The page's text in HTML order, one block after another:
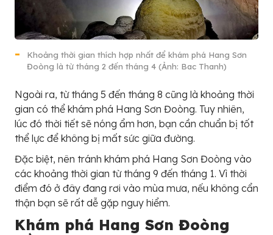
Khoảng thời gian thích hợp nhất để khám phá Hang Sơn
Đoòng là từ tháng 2 đến tháng 4 (Ảnh: Bac Thanh)
Ngoài ra, từ tháng 5 đến tháng 8 cũng là khoảng thời
gian có thể khám phá Hang Sơn Đoòng. Tuy nhiên,
lúc đó thời tiết sẽ nóng ẩm hơn, bạn cần chuẩn bị tốt
thể lực để không bị mất sức giữa đường.
Đặc biệt, nên tránh khám phá Hang Sơn Đoòng vào
các khoảng thời gian từ tháng 9 đến tháng 1. Vì thời
điểm đó ở đây đang rơi vào mùa mưa, nếu không cẩn
thận bạn sẽ rất dễ gặp nguy hiểm.
Khám phá Hang Sơn Đoòng